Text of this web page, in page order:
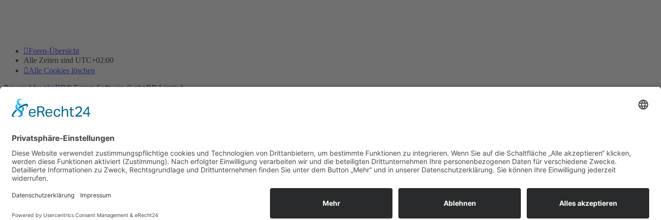
Foren-Übersicht
Alle Zeiten sind UTC+02:00
Alle Cookies löschen
Powered byphpBB® Forum Software © phpBB Limited
Deutsche Übersetzung durch
Datenschutz |Nutzungsbedingungen
Time: 0.020s| Peak Memory Usage: 10.09 MiB | GZIP: Off